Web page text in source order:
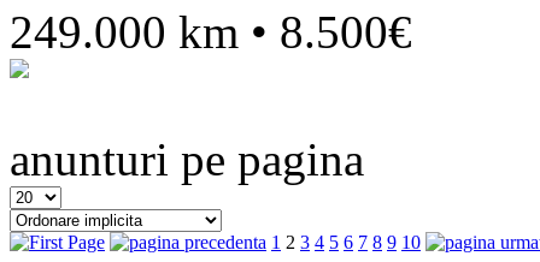
249.000 km • 8.500€
anunturi pe pagina
1 2 3 4 5 6 7 8 9 10